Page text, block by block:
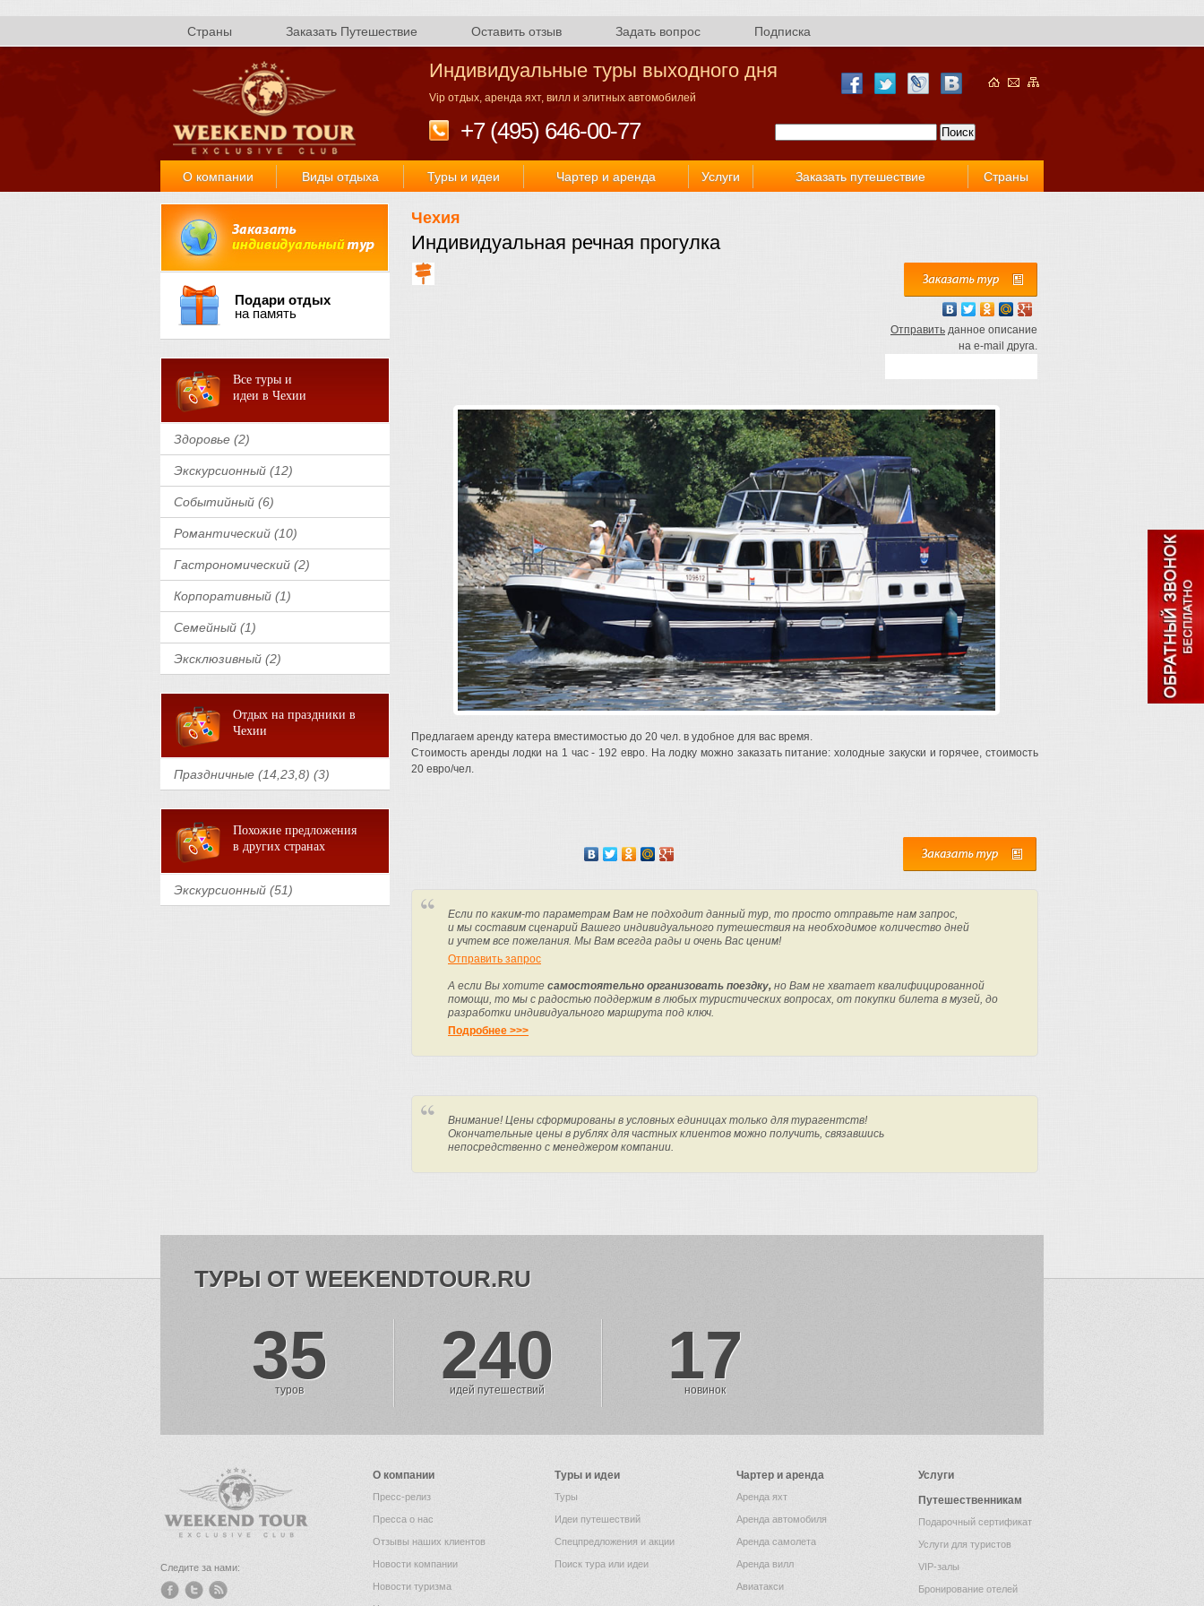
Страны Заказать Путешествие Оставить отзыв Задать вопрос Подписка
Индивидуальные туры выходного дня
Vip отдых, аренда яхт, вилл и элитных автомобилей
+7 (495) 646-00-77
О компании Виды отдыха Туры и идеи Чартер и аренда Услуги Заказать путешествие Страны
Подари отдых
на память
Все туры и
идеи в Чехии
Здоровье (2)
Экскурсионный (12)
Событийный (6)
Романтический (10)
Гастрономический (2)
Корпоративный (1)
Семейный (1)
Эксклюзивный (2)
Отдых на праздники в
Чехии
Праздничные (14,23,8) (3)
Похожие предложения
в других странах
Экскурсионный (51)
Чехия
Индивидуальная речная прогулка
Отправить данное описание
на e-mail друга.
Предлагаем аренду катера вместимостью до 20 чел. в удобное для вас время.
Стоимость аренды лодки на 1 час - 192 евро. На лодку можно заказать питание: холодные закуски и горячее, стоимость
20 евро/чел.
Если по каким-то параметрам Вам не подходит данный тур, то просто отправьте нам запрос,
и мы составим сценарий Вашего индивидуального путешествия на необходимое количество дней
и учтем все пожелания. Мы Вам всегда рады и очень Вас ценим!
Отправить запрос
А если Вы хотите самостоятельно организовать поездку, но Вам не хватает квалифицированной
помощи, то мы с радостью поддержим в любых туристических вопросах, от покупки билета в музей, до
разработки индивидуального маршрута под ключ.
Подробнее >>>
Внимание! Цены сформированы в условных единицах только для турагентств!
Окончательные цены в рублях для частных клиентов можно получить, связавшись
непосредственно с менеджером компании.
ТУРЫ ОТ WEEKENDTOUR.RU
35
туров 240
идей путешествий 17
новинок
Следите за нами:
О компании
Пресс-релиз
Пресса о нас
Отзывы наших клиентов
Новости компании
Новости туризма
Туры и идеи
Туры
Идеи путешествий
Спецпредложения и акции
Поиск тура или идеи
Чартер и аренда
Аренда яхт
Аренда автомобиля
Аренда самолета
Аренда вилл
Авиатакси
Услуги
Путешественникам
Подарочный сертификат
Услуги для туристов
VIP-залы
Бронирование отелей